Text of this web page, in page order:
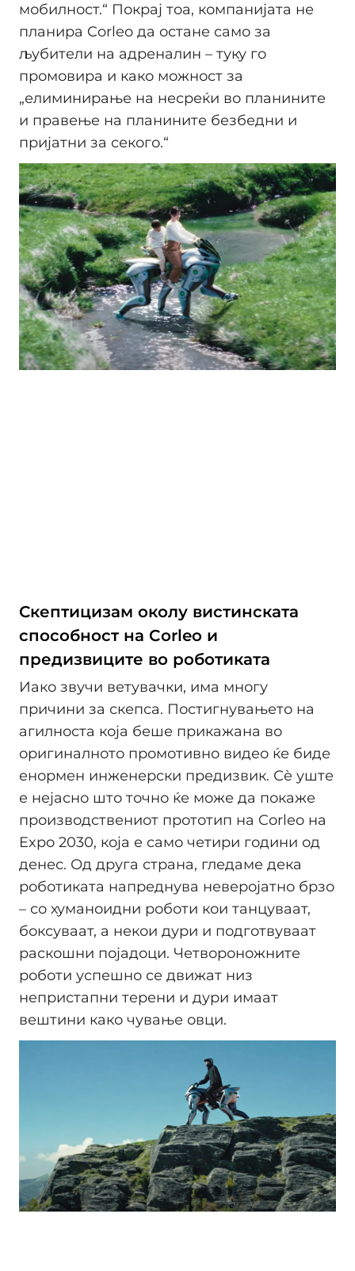
мобилност.“ Покрај тоа, компанијата не
планира Corleo да остане само за
љубители на адреналин – туку го
промовира и како можност за
„елиминирање на несреќи во планините
и правење на планините безбедни и
пријатни за секого.“
Скептицизам околу вистинската
способност на Corleo и
предизвиците во роботиката
Иако звучи ветувачки, има многу
причини за скепса. Постигнувањето на
агилноста која беше прикажана во
оригиналното промотивно видео ќе биде
енормен инженерски предизвик. Сè уште
е нејасно што точно ќе може да покаже
производствениот прототип на Corleo на
Expo 2030, која е само четири години од
денес. Од друга страна, гледаме дека
роботиката напреднува неверојатно брзо
– со хуманоидни роботи кои танцуваат,
боксуваат, а некои дури и подготвуваат
раскошни појадоци. Четвороножните
роботи успешно се движат низ
непристапни терени и дури имаат
вештини како чување овци.